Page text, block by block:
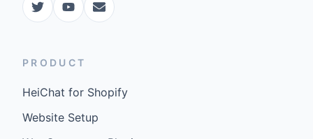
PRODUCT
HeiChat for Shopify
Website Setup